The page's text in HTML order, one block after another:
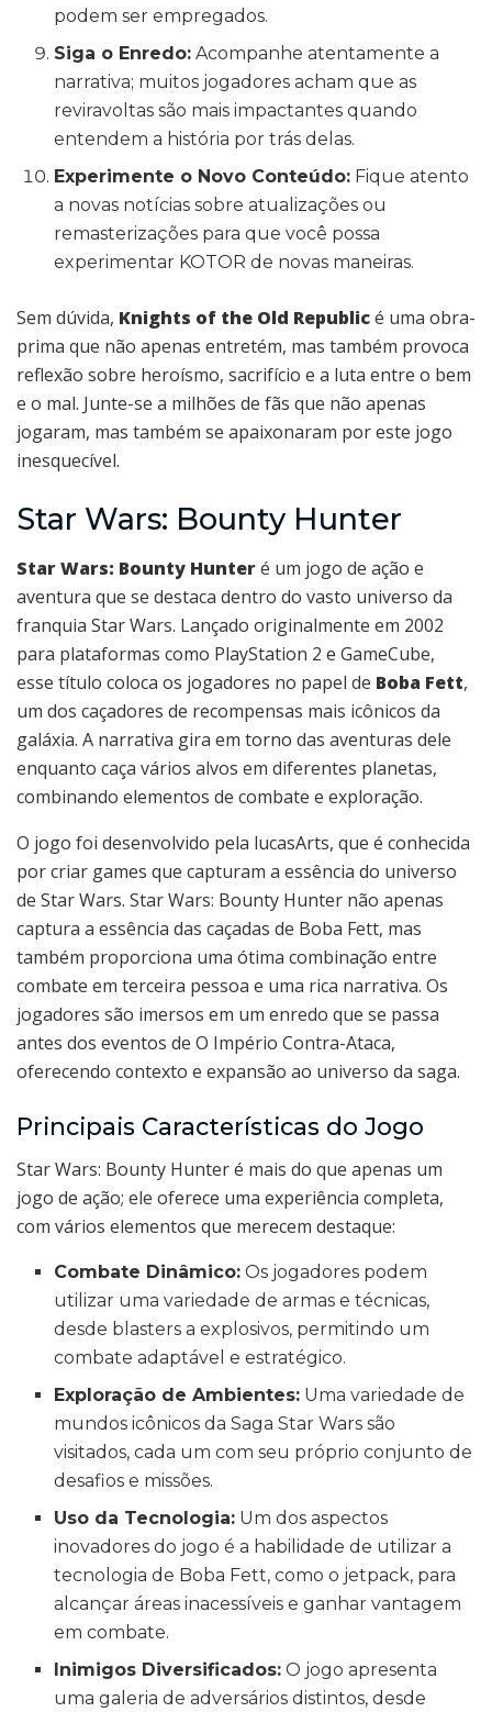
podem ser empregados.
Siga o Enredo: Acompanhe atentamente a
narrativa; muitos jogadores acham que as
reviravoltas são mais impactantes quando
entendem a história por trás delas.
Experimente o Novo Conteúdo: Fique atento
a novas notícias sobre atualizações ou
remasterizações para que você possa
experimentar KOTOR de novas maneiras.
Sem dúvida, Knights of the Old Republicé uma obra-
prima que não apenas entretém, mas também provoca
reflexão sobre heroísmo, sacrifício e a luta entre o bem
e o mal. Junte-se a milhões de fãs que não apenas
jogaram, mas também se apaixonaram por este jogo
inesquecível.
Star Wars: Bounty Hunter
Star Wars: Bounty Hunteré um jogo de ação e
aventura que se destaca dentro do vasto universo da
franquia Star Wars. Lançado originalmente em 2002
para plataformas como PlayStation 2 e GameCube,
esse título coloca os jogadores no papel de Boba Fett,
um dos caçadores de recompensas mais icônicos da
galáxia. A narrativa gira em torno das aventuras dele
enquanto caça vários alvos em diferentes planetas,
combinando elementos de combate e exploração.
O jogo foi desenvolvido pela lucasArts, que é conhecida
por criar games que capturam a essência do universo
de Star Wars. Star Wars: Bounty Hunter não apenas
captura a essência das caçadas de Boba Fett, mas
também proporciona uma ótima combinação entre
combate em terceira pessoa e uma rica narrativa. Os
jogadores são imersos em um enredo que se passa
antes dos eventos de O Império Contra-Ataca,
oferecendo contexto e expansão ao universo da saga.
Principais Características do Jogo
Star Wars: Bounty Hunter é mais do que apenas um
jogo de ação; ele oferece uma experiência completa,
com vários elementos que merecem destaque:
Combate Dinâmico: Os jogadores podem
utilizar uma variedade de armas e técnicas,
desde blasters a explosivos, permitindo um
combate adaptável e estratégico.
Exploração de Ambientes: Uma variedade de
mundos icônicos da Saga Star Wars são
visitados, cada um com seu próprio conjunto de
desafios e missões.
Uso da Tecnologia: Um dos aspectos
inovadores do jogo é a habilidade de utilizar a
tecnologia de Boba Fett, como o jetpack, para
alcançar áreas inacessíveis e ganhar vantagem
em combate.
Inimigos Diversificados: O jogo apresenta
uma galeria de adversários distintos, desde